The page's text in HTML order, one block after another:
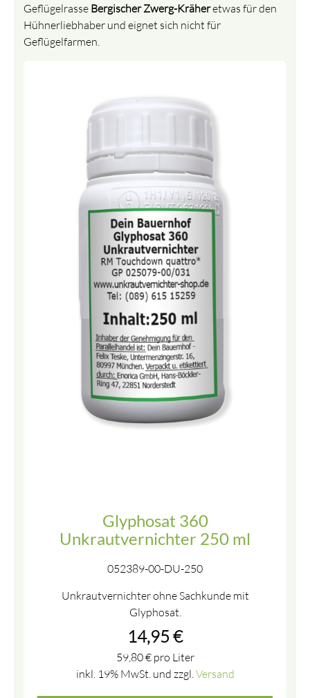
Geflügelrasse Bergischer Zwerg-Kräheretwas für den
Hühnerliebhaber und eignet sich nicht für
Geflügelfarmen.
Glyphosat 360
Unkrautvernichter 250 ml
052389-00-DU-250
Unkrautvernichter ohne Sachkunde mit
Glyphosat.
14,95 €
59,80€pro Liter
inkl. 19% MwSt. und zzgl.Versand